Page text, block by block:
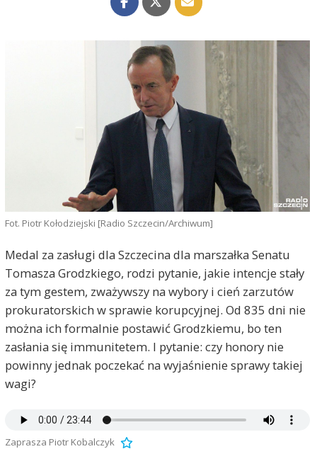
Fot. Piotr Kołodziejski [Radio Szczecin/Archiwum]
Medal za zasługi dla Szczecina dla marszałka Senatu
Tomasza Grodzkiego, rodzi pytanie, jakie intencje stały
za tym gestem, zważywszy na wybory i cień zarzutów
prokuratorskich w sprawie korupcyjnej. Od 835 dni nie
można ich formalnie postawić Grodzkiemu, bo ten
zasłania się immunitetem. I pytanie: czy honory nie
powinny jednak poczekać na wyjaśnienie sprawy takiej
wagi?
Zaprasza Piotr Kobalczyk